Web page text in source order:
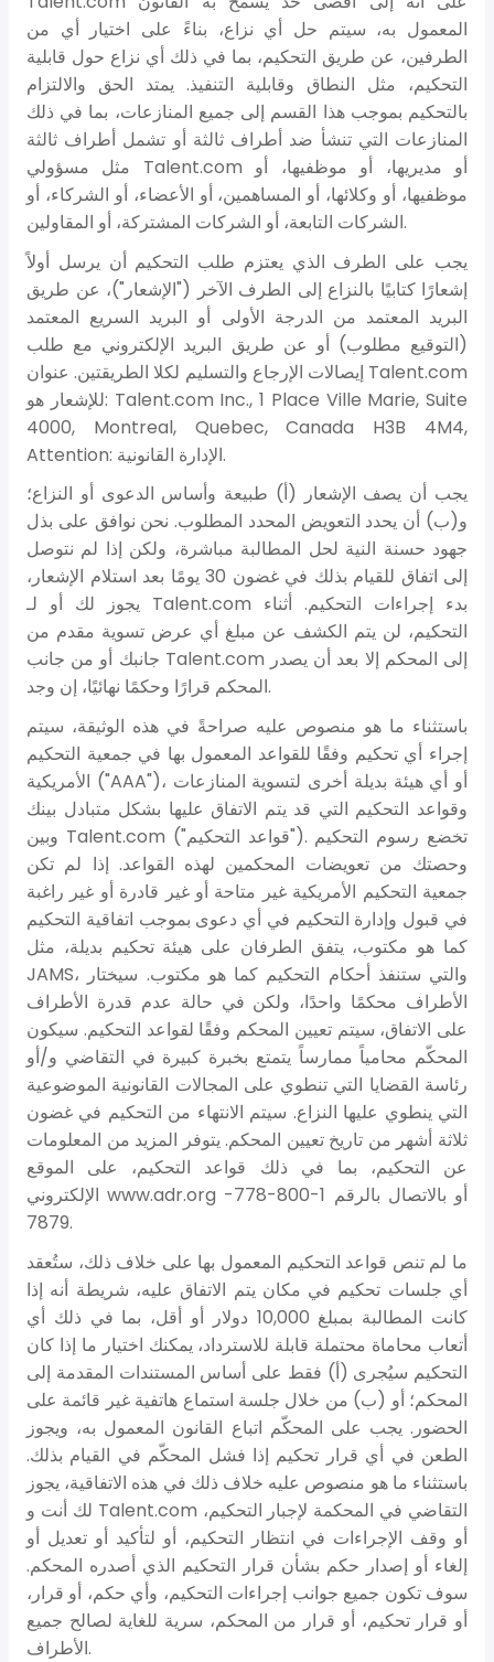
المعمول به، سيتم حل أي نزاع، بناءً على اختيار أي من
الطرفين، عن طريق التحكيم، بما في ذلك أي نزاع حول قابلية
التحكيم، مثل النطاق وقابلية التنفيذ. يمتد الحق والالتزام
بالتحكيم بموجب هذا القسم إلى جميع المنازعات، بما في ذلك
المنازعات التي تنشأ ضد أطراف ثالثة أو تشمل أطراف ثالثة
مثل مسؤولي Talent.com أو مديريها، أو موظفيها، أو
موظفيها، أو وكلائها، أو المساهمين، أو الأعضاء، أو الشركاء، أو
الشركات التابعة، أو الشركات المشتركة، أو المقاولين.
يجب على الطرف الذي يعتزم طلب التحكيم أن يرسل أولاً
إشعارًا كتابيًا بالنزاع إلى الطرف الآخر ("الإشعار")، عن طريق
البريد المعتمد من الدرجة الأولى أو البريد السريع المعتمد
(التوقيع مطلوب) أو عن طريق البريد الإلكتروني مع طلب
إيصالات الإرجاع والتسليم لكلا الطريقتين. عنوان Talent.com
للإشعار هو: Talent.com Inc., 1 Place Ville Marie, Suite
4000, Montreal, Quebec, Canada H3B 4M4,
Attention: الإدارة القانونية.
يجب أن يصف الإشعار (أ) طبيعة وأساس الدعوى أو النزاع؛
و(ب) أن يحدد التعويض المحدد المطلوب. نحن نوافق على بذل
جهود حسنة النية لحل المطالبة مباشرة، ولكن إذا لم نتوصل
إلى اتفاق للقيام بذلك في غضون 30 يومًا بعد استلام الإشعار،
يجوز لك أو لـ Talent.com بدء إجراءات التحكيم. أثناء
التحكيم، لن يتم الكشف عن مبلغ أي عرض تسوية مقدم من
جانبك أو من جانب Talent.com إلى المحكم إلا بعد أن يصدر
المحكم قرارًا وحكمًا نهائيًا، إن وجد.
باستثناء ما هو منصوص عليه صراحةً في هذه الوثيقة، سيتم
إجراء أي تحكيم وفقًا للقواعد المعمول بها في جمعية التحكيم
الأمريكية ("AAA")، أو أي هيئة بديلة أخرى لتسوية المنازعات
وقواعد التحكيم التي قد يتم الاتفاق عليها بشكل متبادل بينك
وبين Talent.com ("قواعد التحكيم"). تخضع رسوم التحكيم
وحصتك من تعويضات المحكمين لهذه القواعد. إذا لم تكن
جمعية التحكيم الأمريكية غير متاحة أو غير قادرة أو غير راغبة
في قبول وإدارة التحكيم في أي دعوى بموجب اتفاقية التحكيم
كما هو مكتوب، يتفق الطرفان على هيئة تحكيم بديلة، مثل
JAMS، والتي ستنفذ أحكام التحكيم كما هو مكتوب. سيختار
الأطراف محكمًا واحدًا، ولكن في حالة عدم قدرة الأطراف
على الاتفاق، سيتم تعيين المحكم وفقًا لقواعد التحكيم. سيكون
المحكّم محامياً ممارساً يتمتع بخبرة كبيرة في التقاضي و/أو
رئاسة القضايا التي تنطوي على المجالات القانونية الموضوعية
التي ينطوي عليها النزاع. سيتم الانتهاء من التحكيم في غضون
ثلاثة أشهر من تاريخ تعيين المحكم. يتوفر المزيد من المعلومات
عن التحكيم، بما في ذلك قواعد التحكيم، على الموقع
الإلكتروني www.adr.org أو بالاتصال بالرقم 1-800-778-
7879.
ما لم تنص قواعد التحكيم المعمول بها على خلاف ذلك، ستُعقد
أي جلسات تحكيم في مكان يتم الاتفاق عليه، شريطة أنه إذا
كانت المطالبة بمبلغ 10,000 دولار أو أقل، بما في ذلك أي
أتعاب محاماة محتملة قابلة للاسترداد، يمكنك اختيار ما إذا كان
التحكيم سيُجرى (أ) فقط على أساس المستندات المقدمة إلى
المحكم؛ أو (ب) من خلال جلسة استماع هاتفية غير قائمة على
الحضور. يجب على المحكّم اتباع القانون المعمول به، ويجوز
الطعن في أي قرار تحكيم إذا فشل المحكّم في القيام بذلك.
باستثناء ما هو منصوص عليه خلاف ذلك في هذه الاتفاقية، يجوز
لك أنت و Talent.com التقاضي في المحكمة لإجبار التحكيم،
أو وقف الإجراءات في انتظار التحكيم، أو لتأكيد أو تعديل أو
إلغاء أو إصدار حكم بشأن قرار التحكيم الذي أصدره المحكم.
سوف تكون جميع جوانب إجراءات التحكيم، وأي حكم، أو قرار،
أو قرار تحكيم، أو قرار من المحكم، سرية للغاية لصالح جميع
الأطراف.